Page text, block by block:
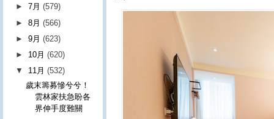
►7月(579)
►8月(566)
►9月(623)
► 10月(620)
▼ 11月(532)
歲末籌募慘兮兮！
雲林家扶急盼各
界伸手度難關